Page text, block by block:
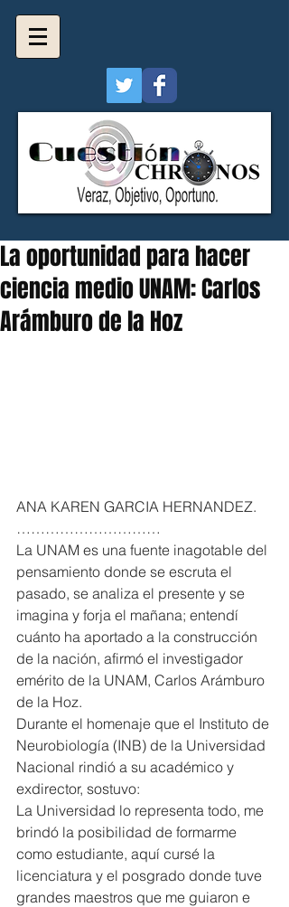
La oportunidad para hacer
ciencia medio UNAM: Carlos
Arámburo de la Hoz
ANA KAREN GARCIA HERNANDEZ.
…………………………
La UNAM es una fuente inagotable del
pensamiento donde se escruta el
pasado, se analiza el presente y se
imagina y forja el mañana; entendí
cuánto ha aportado a la construcción
de la nación, afirmó el investigador
emérito de la UNAM, Carlos Arámburo
de la Hoz.
Durante el homenaje que el Instituto de
Neurobiología (INB) de la Universidad
Nacional rindió a su académico y
exdirector, sostuvo:
La Universidad lo representa todo, me
brindó la posibilidad de formarme
como estudiante, aquí cursé la
licenciatura y el posgrado donde tuve
grandes maestros que me guiaron e